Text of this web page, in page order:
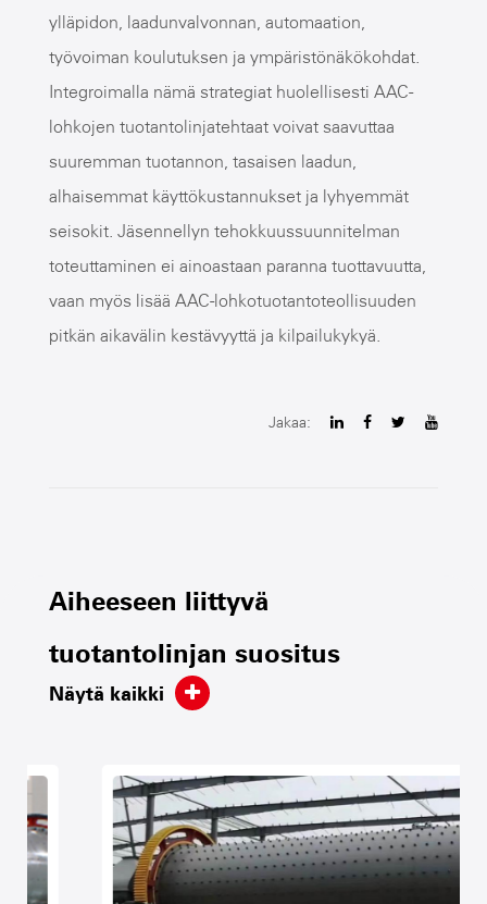
ylläpidon, laadunvalvonnan, automaation,
työvoiman koulutuksen ja ympäristönäkökohdat.
Integroimalla nämä strategiat huolellisesti AAC-
lohkojen tuotantolinjatehtaat voivat saavuttaa
suuremman tuotannon, tasaisen laadun,
alhaisemmat käyttökustannukset ja lyhyemmät
seisokit. Jäsennellyn tehokkuussuunnitelman
toteuttaminen ei ainoastaan ​​paranna tuottavuutta,
vaan myös lisää AAC-lohkotuotantoteollisuuden
pitkän aikavälin kestävyyttä ja kilpailukykyä.
Jakaa:
Aiheeseen liittyvä
tuotantolinjan suositus
Näytä kaikki